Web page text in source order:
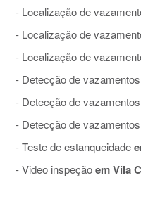
- Localização de
- Localização de
- Localização de
- Detecção de
- Detecção de
- Detecção de
- Teste de estanqueidade
- Video inspeçãoem Vila